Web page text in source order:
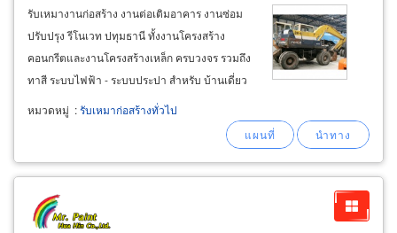
รับเหมางานก่อสร้าง งานต่อเติมอาคาร งานซ่อม
ปรับปรุง รีโนเวท ปทุมธานี ทั้งงานโครงสร้าง
คอนกรีตและงานโครงสร้างเหล็ก ครบวงจร รวมถึง
ทาสี ระบบไฟฟ้า - ระบบประปา สำหรับ บ้านเดี่ยว
อาคารพานิชย์ ตึกแถว ร้านค้า ตลาดสด ตลาดช้อป
ปิ้ง โรงงานทุกชนิด รับงานก่อสร้างมีเครื่องจักร
เครื่องมือ และคนงานครบ ควบคุมงานโดยวิศวกร
หมวดหมู่ :รับเหมาก่อสร้างทั่วไป